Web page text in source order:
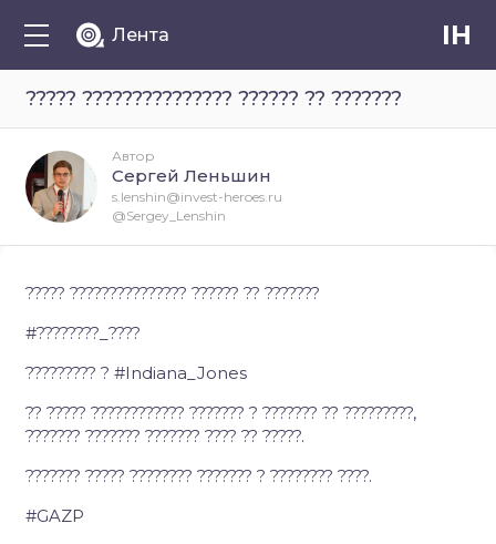
Лента IH
????? ??????????????? ?????? ?? ???????
????? ??????????????? ?????? ?? ???????
#????????_????
????????? ? #Indiana_Jones
?? ????? ???????????? ??????? ? ??????? ?? ?????????,
??????? ??????? ??????? ???? ?? ?????.
??????? ????? ???????? ??????? ? ???????? ????.
#GAZP
Автор
Сергей Леньшин
s.lenshin@invest-heroes.ru
@Sergey_Lenshin